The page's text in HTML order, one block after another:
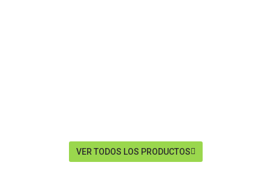
VER TODOS LOS PRODUCTOS